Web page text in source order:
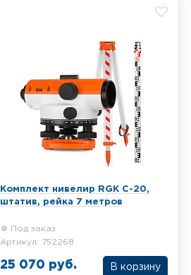
Комплект нивелир RGK C-20,
штатив, рейка 7 метров
Под заказ
Артикул: 752268
25 070 руб. В корзину